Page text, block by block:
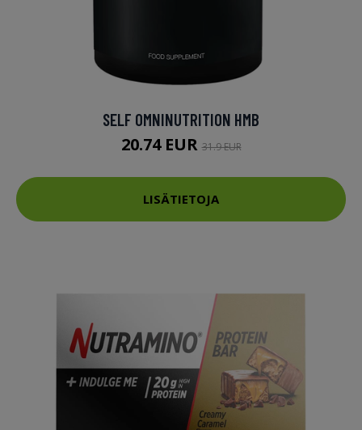
SELF OMNINUTRITION HMB
20.74 EUR31.9 EUR
LISÄTIETOJA